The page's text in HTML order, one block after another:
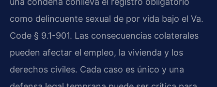
como delincuente sexual de por vida bajo el Va.
Code § 9.1-901. Las consecuencias colaterales
pueden afectar el empleo, la vivienda y los
derechos civiles. Cada caso es único y una